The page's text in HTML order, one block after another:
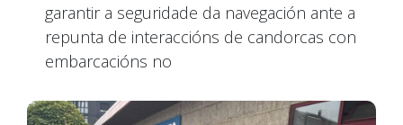
garantir a seguridade da navegación ante a
repunta de interaccións de candorcas con
embarcacións no